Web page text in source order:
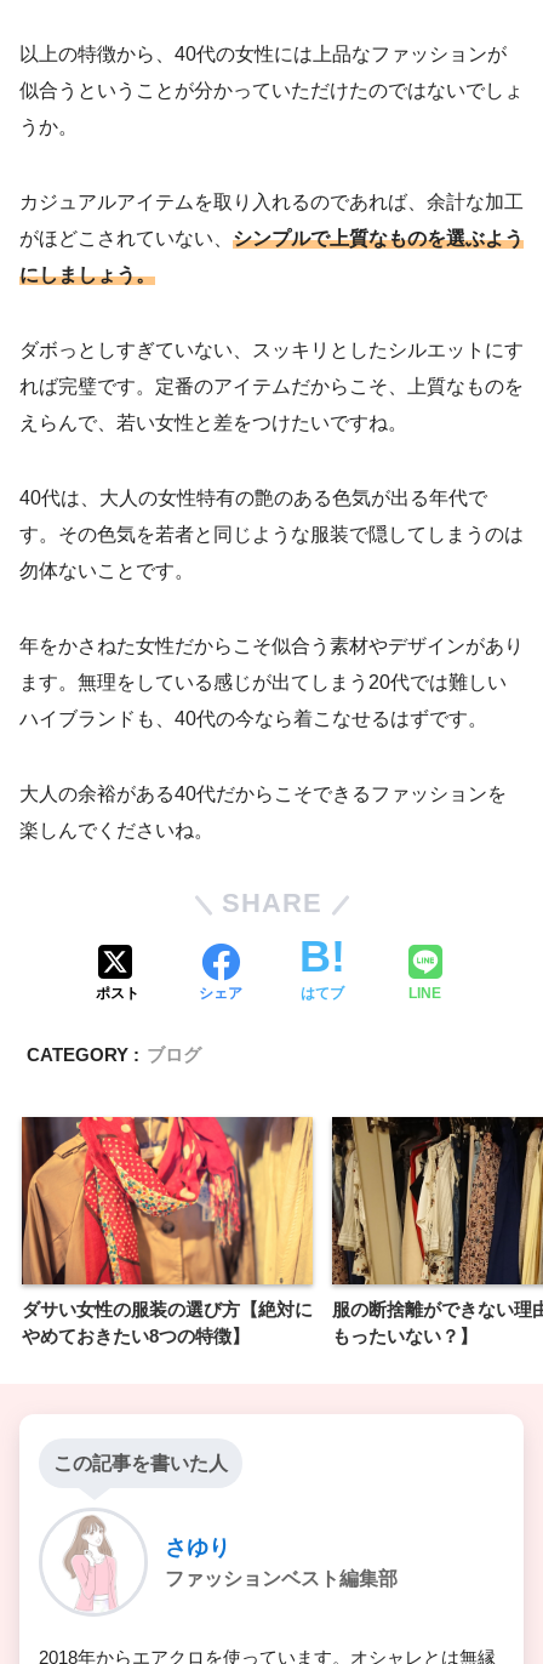
以上の特徴から、40代の女性には上品なファッションが
似合うということが分かっていただけたのではないでしょ
うか。
カジュアルアイテムを取り入れるのであれば、余計な加工
がほどこされていない、 シンプルで上質なものを選ぶよう
にしましょう。
ダボっとしすぎていない、スッキリとしたシルエットにす
れば完璧です。定番のアイテムだからこそ、上質なものを
えらんで、若い女性と差をつけたいですね。
40代は、大人の女性特有の艶のある色気が出る年代で
す。その色気を若者と同じような服装で隠してしまうのは
勿体ないことです。
年をかさねた女性だからこそ似合う素材やデザインがあり
ます。無理をしている感じが出てしまう20代では難しい
ハイブランドも、40代の今なら着こなせるはずです。
大人の余裕がある40代だからこそできるファッションを
楽しんでくださいね。
SHARE
ポスト シェア はてブ LINE
CATEGORY : ブログ
ダサい女性の服装の選び方【絶対に
やめておきたい8つの特徴】
服の断捨離ができない理
もったいない？】
この記事を書いた人
さゆり
ファッションベスト編集部
2018年からエアクロを使っています。オシャレとは無縁